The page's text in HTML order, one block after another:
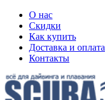
О нас
Скидки
Как купить
Доставка и оплата
Контакты